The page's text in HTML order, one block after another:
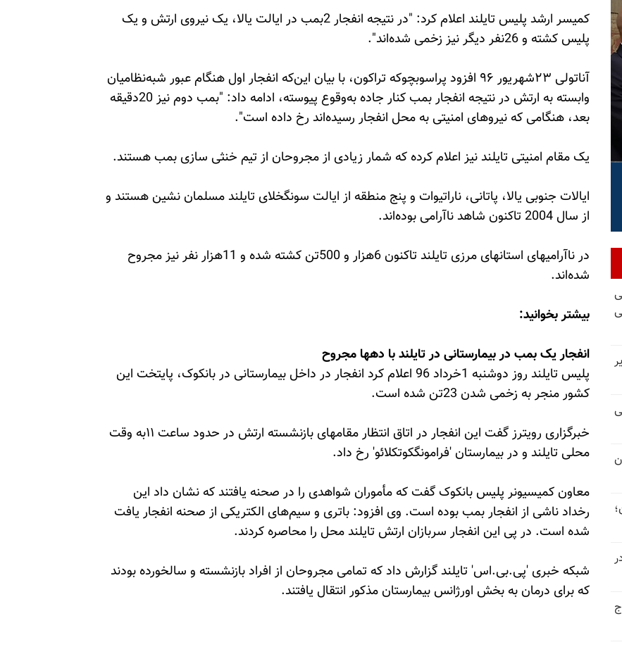
کمیسر ارشد پلیس تایلند اعلام کرد: "در نتیجه انفجار 2بمب در ایالت یالا، یک نیروی ارتش و یک
پلیس کشته و 26نفر دیگر نیز زخمی شده‌اند".
آناتولی ۲۳شهریور ۹۶ افزود پراسوبچوکه تراکون، با بیان این‌که انفجار اول هنگام عبور شبه‌نظامیان
وابسته به ارتش در نتیجه انفجار بمب کنار جاده به‌وقوع پیوسته، ادامه داد: "بمب دوم نیز 20دقیقه
بعد، هنگامی که نیروهای امنیتی به محل انفجار رسیده‌اند رخ داده است".
یک مقام امنیتی تایلند نیز اعلام کرده که شمار زیادی از مجروحان از تیم خنثی سازی بمب هستند.
ایالات جنوبی یالا، پاتانی، ناراتیوات و پنج منطقه از ایالت سونگخلای تایلند مسلمان نشین هستند و
از سال 2004 تاکنون شاهد ناآرامی بوده‌اند.
در ناآرامیهای استانهای مرزی تایلند تاکنون 6هزار و 500تن کشته شده‌ و 11هزار نفر نیز مجروح
شده‌اند.
بیشتر بخوانید:‌
انفجار یک بمب در بیمارستانی در تایلند با دهها مجروح
پلیس تایلند روز دوشنبه 1خرداد 96 اعلام کرد انفجار در داخل بیمارستانی در بانکوک، پایتخت این
کشور منجر به زخمی شدن 23تن شده است.
خبرگزاری رویترز گفت این انفجار در اتاق انتظار مقامهای بازنشسته ارتش در حدود ساعت ۱۱به وقت
محلی تایلند و در بیمارستان 'فرامونگکوتکلائو' رخ داد.
معاون کمیسیونر پلیس بانکوک گفت که مأموران شواهدی را در صحنه یافتند که نشان داد این
رخداد ناشی از انفجار بمب بوده است. وی افزود: باتری و سیم‌های الکتریکی از صحنه انفجار یافت
شده است. در پی این انفجار سربازان ارتش تایلند محل را محاصره کردند.
شبکه خبری 'پی.بی.اس' تایلند گزارش داد که تمامی مجروحان از افراد بازنشسته و سالخورده بودند
که برای درمان به بخش اورژانس بیمارستان مذکور انتقال یافتند.